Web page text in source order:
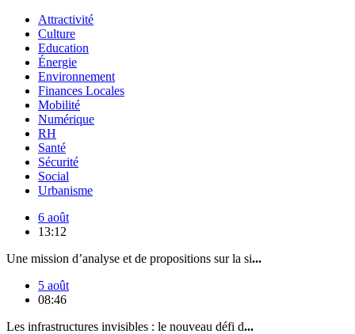
Attractivité
Culture
Education
Énergie
Environnement
Finances Locales
Mobilité
Numérique
RH
Santé
Sécurité
Social
Urbanisme
6 août
13:12
Une mission d’analyse et de propositions sur la si...
5 août
08:46
Les infrastructures invisibles : le nouveau défi d...